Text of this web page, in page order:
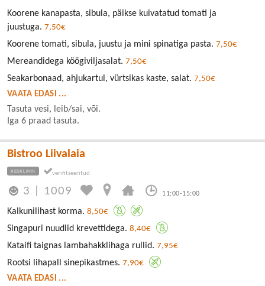
Koorene kanapasta, sibula, päikse kuivatatud tomati ja
juustuga. 7,50€
Koorene tomati, sibula, juustu ja mini spinatiga pasta. 7,50€
Mereandidega köögiviljasalat. 7,50€
Seakarbonaad, ahjukartul, vürtsikas kaste, salat. 7,50€
VAATA EDASI ...
Tasuta vesi, leib/sai, või.
Iga 6 praad tasuta.
Bistroo Liivalaia
KESKLINN
3 1009 11:00-15:00
Kalkunilihast korma. 8,50€
Singapuri nuudlid krevettidega. 8,40€
Kataifi taignas lambahakklihaga rullid. 7,95€
Rootsi lihapall sinepikastmes. 7,90€
VAATA EDASI ...